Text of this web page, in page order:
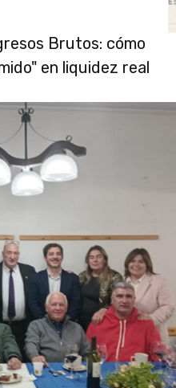
Brutos: cómo
en liquidez real